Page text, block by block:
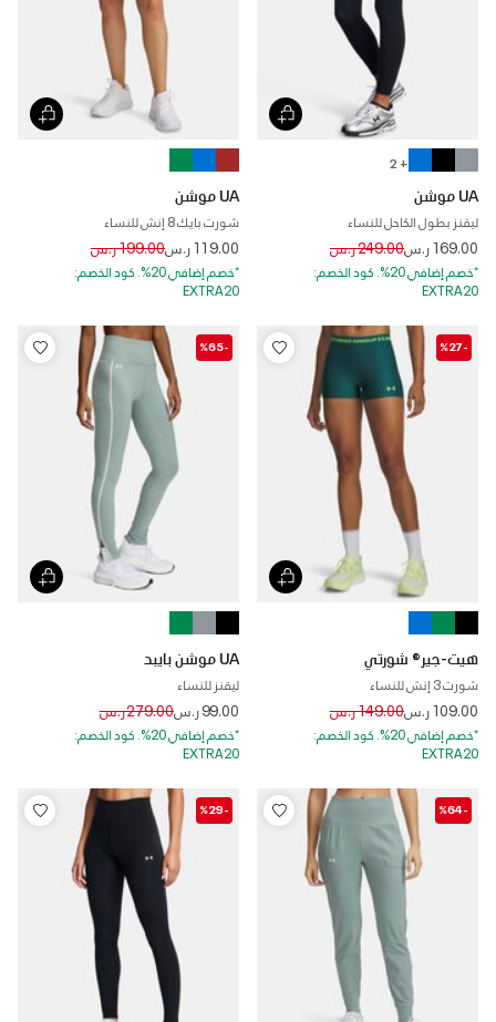
+ 2
UA موشن
ليقنز بطول الكاحل للنساء
169.00 ر.س Price reduced from
249.00 ر.س to
*خصم إضافي 20%. كود الخصم:
EXTRA20
UA موشن
شورت بايك 8 إنش للنساء
119.00 ر.س Price reduced from
199.00 ر.س to
*خصم إضافي 20%. كود الخصم:
EXTRA20
-%27
هيت-جير® شورتي
شورت 3 إنش للنساء
109.00 ر.س Price reduced from
149.00 ر.س to
*خصم إضافي 20%. كود الخصم:
EXTRA20
-%65
UA موشن بايبد
ليقنز للنساء
99.00 ر.س Price reduced from
279.00 ر.س to
*خصم إضافي 20%. كود الخصم:
EXTRA20
-%64
-%29